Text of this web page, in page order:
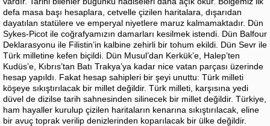
defa masa başı hesaplara, cetvelle çizilen haritalara, dışarıdan
dayatılan statülere ve emperyal niyetlere maruz kalmamaktadır. Dün
Sykes-Picot ile coğrafyamızın damarları kesilmek istendi. Dün Balfour
Deklarasyonu ile Filistin’in kalbine zehirli bir tohum ekildi. Dün Sevr ile
Türk milletine kefen biçildi. Dün Musul’dan Kerkük’e, Halep’ten
Kudüs’e, Kıbrıs’tan Batı Trakya’ya kadar nice vatan parçası üzerinde
hesap yapıldı. Fakat hesap sahipleri bir şeyi unuttu: Türk milleti
köşeye sıkıştırılacak bir millet değildir. Türk milleti, karşısına yedi
düvel de dizilse tarih sahnesinden silinecek bir millet değildir. Türkiye,
ham hayaller kurulup çizilen haritaların kenarına sıkıştırılacak, eline
bir avuç toprak verilip denizlerinden koparılacak bir ülke değildir.